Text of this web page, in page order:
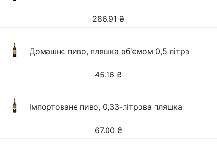
286.91 ₴
Домашнє пиво, пляшка об'ємом 0,5 літра
45.16 ₴
Імпортоване пиво, 0,33-літрова пляшка
67.00 ₴